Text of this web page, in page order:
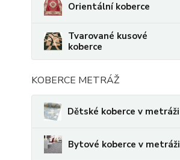
Orientální koberce
Tvarované kusové
koberce
KOBERCE METRÁŽ
Dětské koberce v metráži
Bytové koberce v metráži